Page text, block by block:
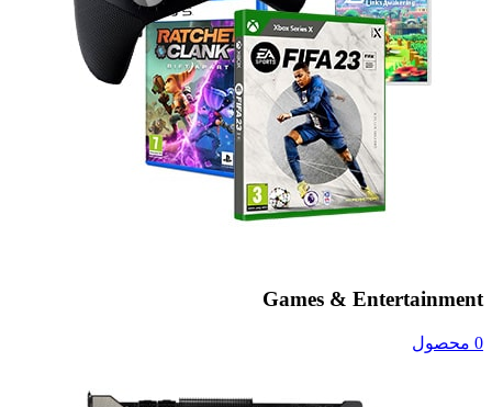
Games & Entertainment
0 محصول